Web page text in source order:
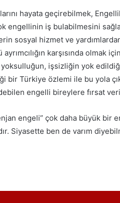
hayata geçirebilmek,
engellinin iş bulabilmesini
sosyal hizmet ve
karşısında olmak
işsizliğin yok
bir Türkiye özlemi ile bu yola
engelli bireylere fırsat
engeli” çok daha büyük bir
Siyasette ben de varım